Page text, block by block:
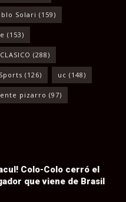
Solari (159)
(153)
(288)
(126) uc (148)
pizarro (97)
Colo-Colo cerró el
que viene de Brasil